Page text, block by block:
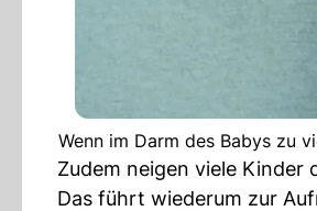
Wenn im Darm des Babys zu
Zudem neigen viele Kinder
Das führt wiederum zur